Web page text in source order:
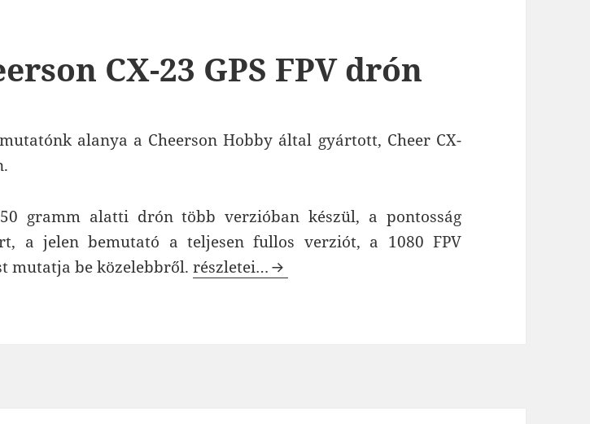
CX-23 GPS FPV drón
alanya a Cheerson Hobby által gyártott, Cheer CX-
gramm alatti drón több verzióban készül, a pontosság
a jelen bemutató a teljesen fullos verziót, a 1080 FPV
mutatja be közelebbről.Cheerson CX-23 GPS FPV drón
részletei…